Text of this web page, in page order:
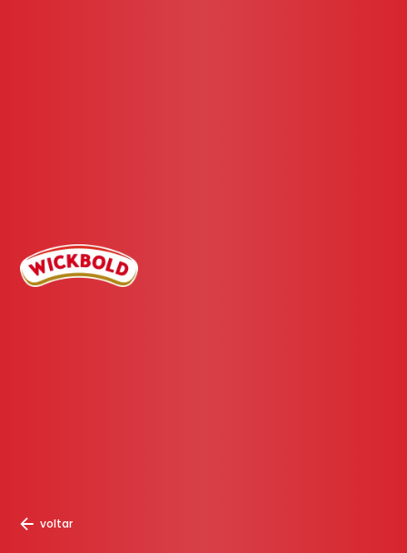
voltar